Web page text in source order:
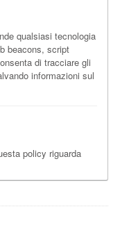
qualsiasi tecnologia
beacons, script
di tracciare gli
informazioni sul
policy riguarda